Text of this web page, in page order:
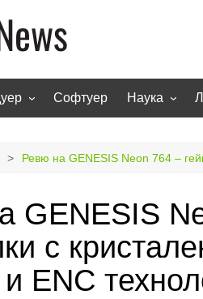
и видео
Софтуер Наука
Роботи
Ревю на GENESIS Neon 764 –
GENESIS
с
ENC